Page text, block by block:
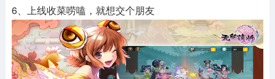
6、上线收菜唠嗑，就想交个朋友